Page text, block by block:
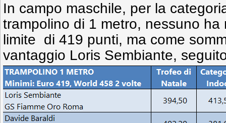
In campo maschile, per la
trampolino di 1 metro, nessuno
limite di 419 punti, ma come
vantaggio Loris Sembiante,